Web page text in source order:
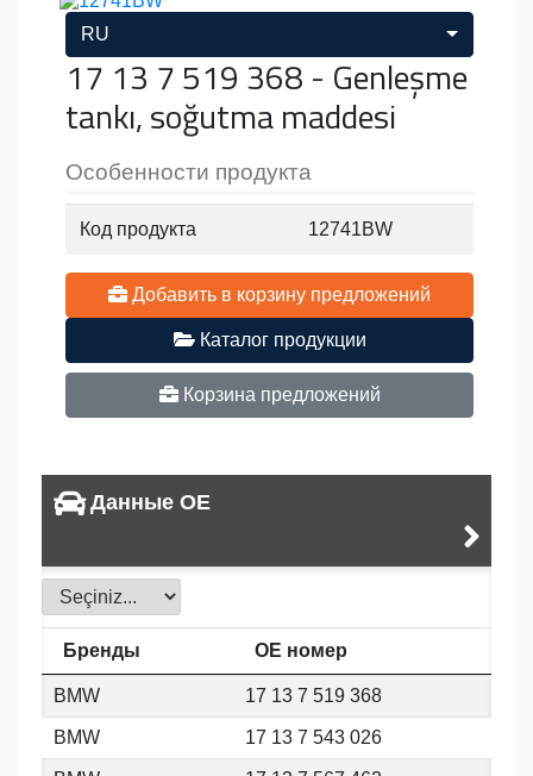
RU
17 13 7 519 368 - Genleşme
tankı, soğutma maddesi
Особенности продукта
Код продукта 12741BW
Добавить в корзину предложений
Каталог продукции
Корзина предложений
Данные OE
Бренды OE номер
BMW 17 13 7 519 368
BMW 17 13 7 543 026